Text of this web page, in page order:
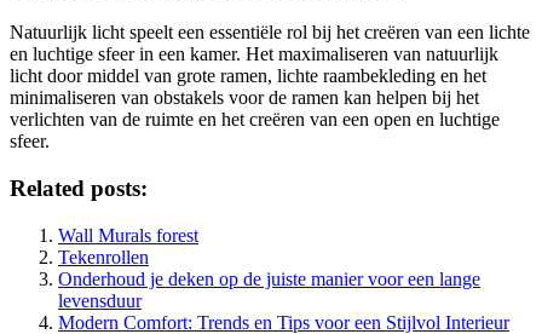
Natuurlijk licht speelt een essentiële rol bij het creëren van een lichte
en luchtige sfeer in een kamer. Het maximaliseren van natuurlijk
licht door middel van grote ramen, lichte raambekleding en het
minimaliseren van obstakels voor de ramen kan helpen bij het
verlichten van de ruimte en het creëren van een open en luchtige
sfeer.
Related posts:
Wall Murals forest
Tekenrollen
Onderhoud je deken op de juiste manier voor een lange
levensduur
Modern Comfort: Trends en Tips voor een Stijlvol Interieur